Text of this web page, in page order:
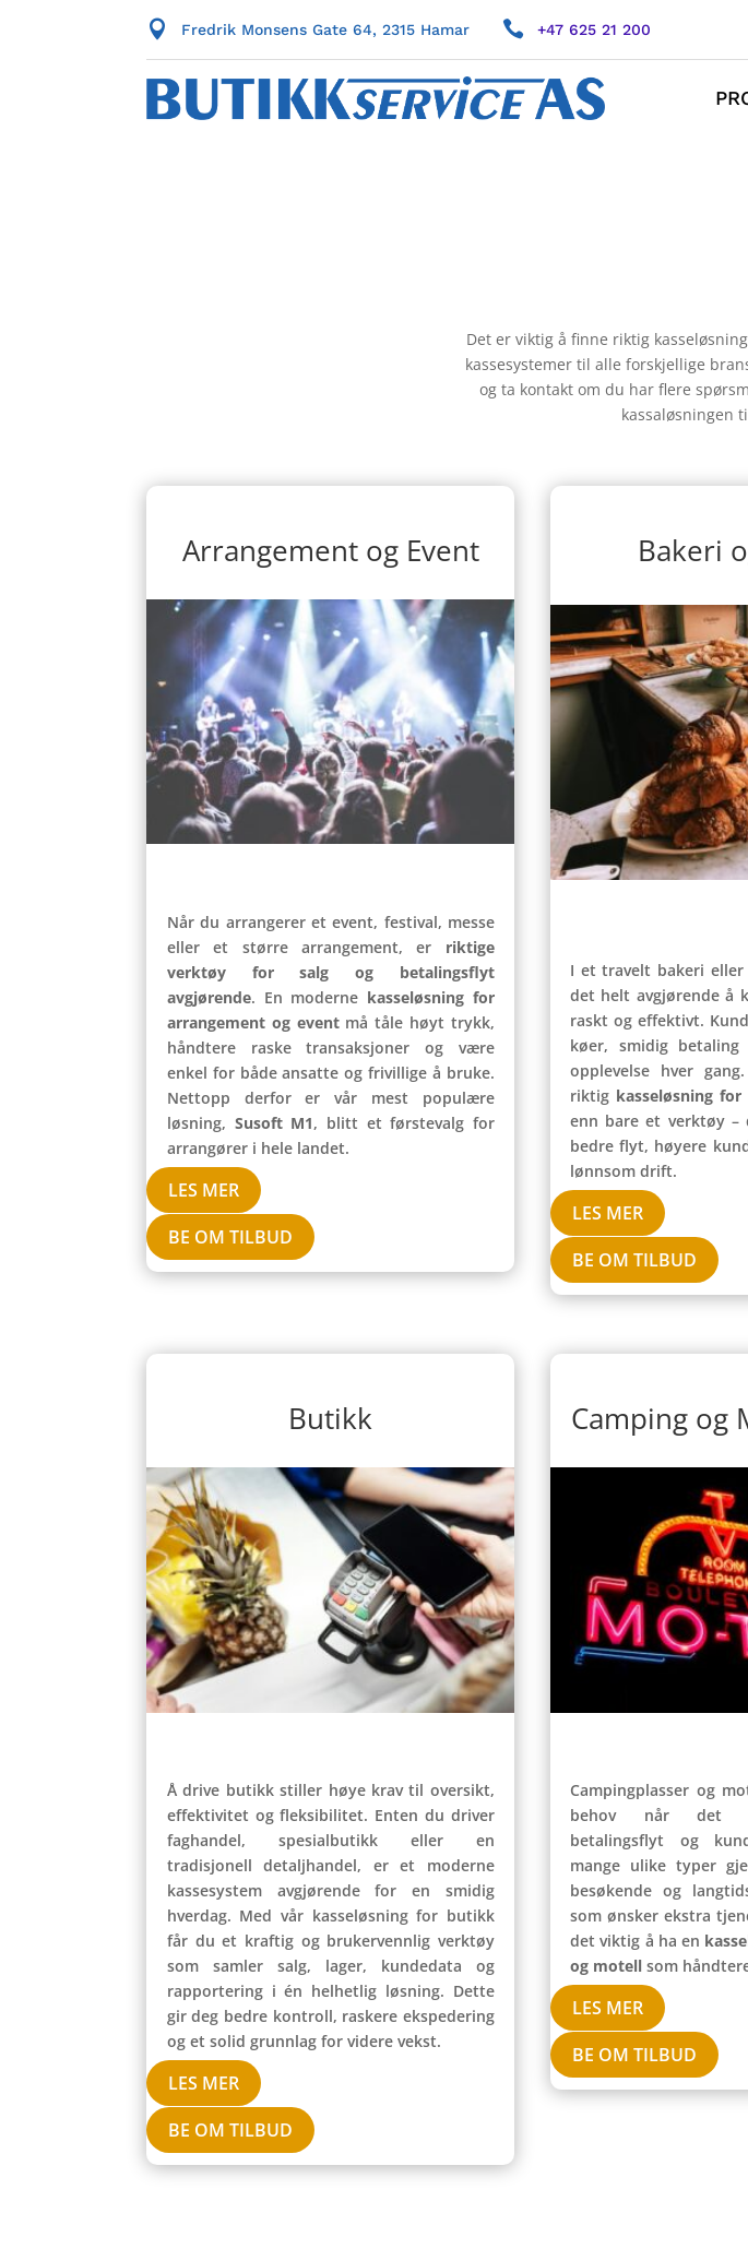
 Fredrik Monsens Gate 64, 2315 Hamar  +47 625 21 200
Det er viktig å finne riktig
kassesystemer til alle forskjellige
og ta kontakt om du har flere
kassaløsningen
Arrangement og Event
Når du arrangerer et event, festival, messe
eller et større arrangement, er riktige
verktøy for salg og betalingsflyt
avgjørende. En moderne kasseløsning for
arrangement og eventmå tåle høyt trykk,
håndtere raske transaksjoner og være
enkel for både ansatte og frivillige å bruke.
Nettopp derfor er vår mest populære
løsning, Susoft M1, blitt et førstevalg for
arrangører i hele landet.
LES MER
BE OM TILBUD
Bakeri
I et travelt bakeri
det helt avgjørende å
raskt og effektivt.
køer, smidig
opplevelse hver
riktig kasseløsning
enn bare et verktøy
bedre flyt, høyere
lønnsom drift.
LES MER
BE OM TILBUD
Butikk
Å drive butikk stiller høye krav til oversikt,
effektivitet og fleksibilitet. Enten du driver
faghandel, spesialbutikk eller en
tradisjonell detaljhandel, er et moderne
kassesystem avgjørende for en smidig
hverdag. Med vår kasseløsning for butikk
får du et kraftig og brukervennlig verktøy
som samler salg, lager, kundedata og
rapportering i én helhetlig løsning. Dette
gir deg bedre kontroll, raskere ekspedering
og et solid grunnlag for videre vekst.
LES MER
BE OM TILBUD
Camping og
Campingplasser og
behov når det
betalingsflyt og
mange ulike typer
besøkende og
som ønsker ekstra
det viktig å ha en
og motellsom
LES MER
BE OM TILBUD